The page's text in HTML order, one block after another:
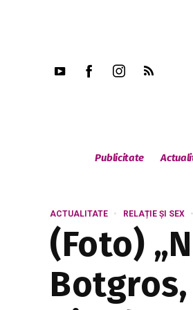
Publicitate
ACTUALITATE RELAȚIE ȘI SEX
(Foto)